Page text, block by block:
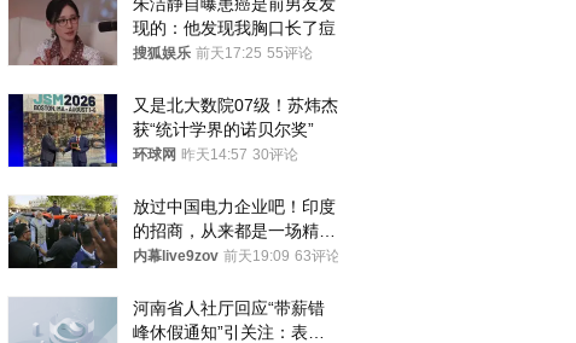
现的：他发现我胸口长了痘
搜狐娱乐 前天17:25 55评论
又是北大数院07级！苏炜杰
获“统计学界的诺贝尔奖”
环球网 昨天14:57 30评论
放过中国电力企业吧！印度
的招商，从来都是一场精准
收割
内幕live9zov 前天19:09 63评论
河南省人社厅回应“带薪错
峰休假通知”引关注：表述